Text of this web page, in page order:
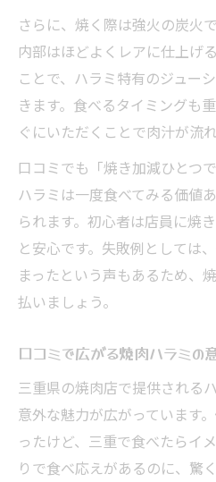
さらに、焼く際は強火の炭火
内部はほどよくレアに仕上げ
ことで、ハラミ特有のジュー
きます。食べるタイミングも
ぐにいただくことで肉汁が流
口コミでも「焼き加減ひとつ
ハラミは一度食べてみる価値
られます。初心者は店員に焼
と安心です。失敗例としては
まったという声もあるため、
払いましょう。
口コミで広がる焼肉ハラミの
三重県の焼肉店で提供される
意外な魅力が広がっています
ったけど、三重で食べたらイ
りで食べ応えがあるのに、驚